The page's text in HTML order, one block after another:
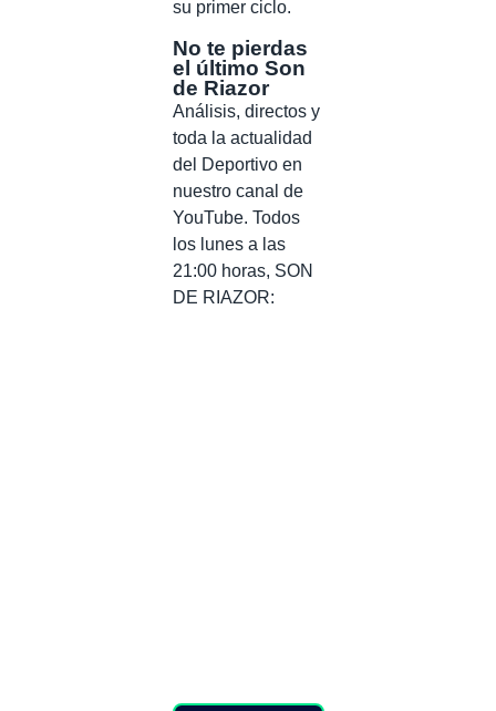
su primer ciclo.
No te pierdas
el último Son
de Riazor
Análisis, directos y
toda la actualidad
del Deportivo en
nuestro canal de
YouTube. Todos
los lunes a las
21:00 horas, SON
DE RIAZOR: